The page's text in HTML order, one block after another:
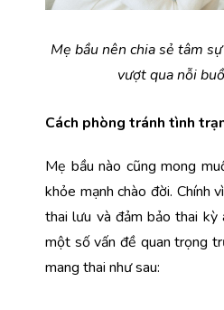
Mẹ bầu nên chia sẻ tâm
vượt qua nỗi
Cách phòng tránh tình
Mẹ bầu nào cũng mong
khỏe mạnh chào đời. Chính
thai lưu và đảm bảo thai kỳ
một số vấn đề quan trọng
mang thai như sau: